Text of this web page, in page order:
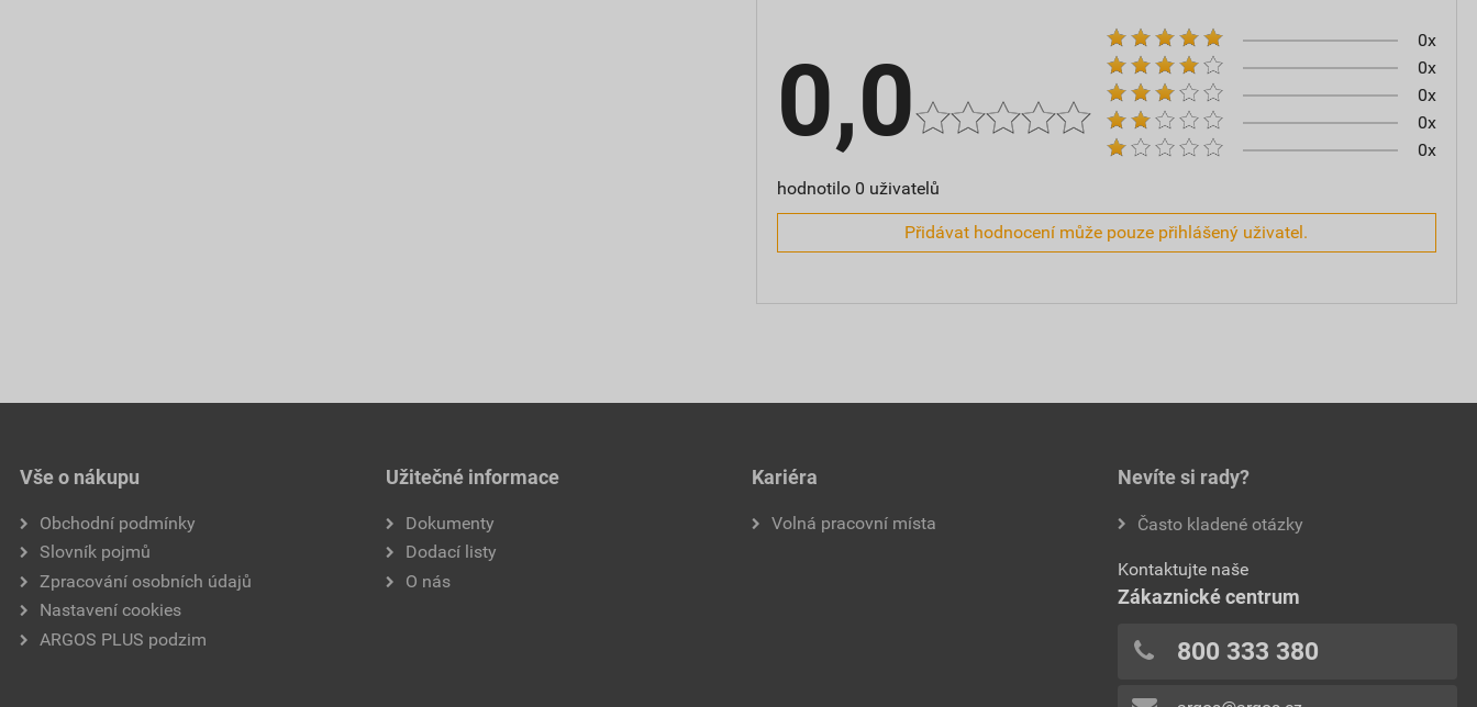
0,0
hodnotilo 0 uživatelů
0x
0x
0x
0x
0x
Přidávat hodnocení může pouze přihlášený uživatel.
Vše o nákupu
Obchodní podmínky
Slovník pojmů
Zpracování osobních údajů
Nastavení cookies
ARGOS PLUS podzim
Užitečné informace
Dokumenty
Dodací listy
O nás
Kariéra
Volná pracovní místa
Nevíte si rady?
Často kladené otázky
Kontaktujte naše
Zákaznické centrum
800 333 380